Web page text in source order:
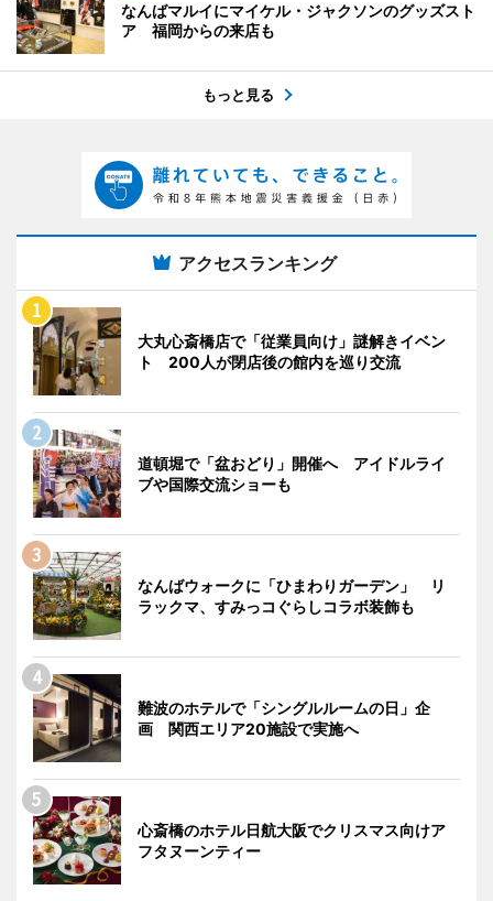
なんばマルイにマイケル・ジャクソンのグッズスト
ア 福岡からの来店も
もっと見る
アクセスランキング
大丸心斎橋店で「従業員向け」謎解きイベン
ト 200人が閉店後の館内を巡り交流
道頓堀で「盆おどり」開催へ アイドルライ
ブや国際交流ショーも
なんばウォークに「ひまわりガーデン」 リ
ラックマ、すみっコぐらしコラボ装飾も
難波のホテルで「シングルルームの日」企
画 関西エリア20施設で実施へ
心斎橋のホテル日航大阪でクリスマス向けア
フタヌーンティー